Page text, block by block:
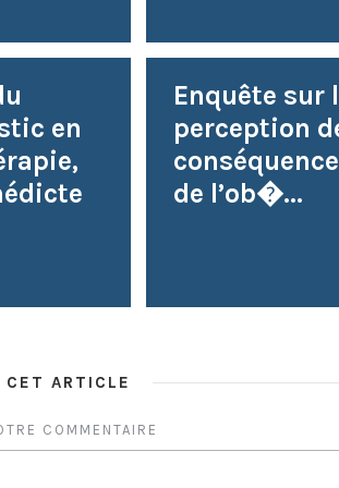
en
Enquête sur
perception
de l’ob�...
CET ARTICLE